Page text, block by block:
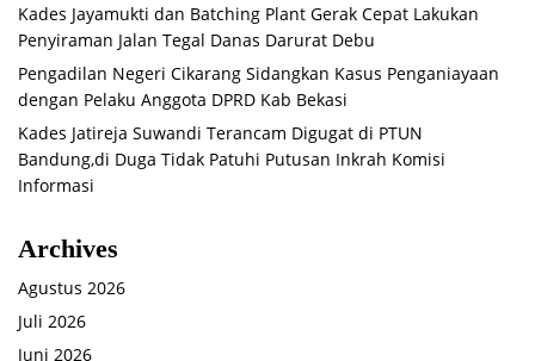
Kades Jayamukti dan Batching Plant Gerak Cepat Lakukan
Penyiraman Jalan Tegal Danas Darurat Debu
Pengadilan Negeri Cikarang Sidangkan Kasus Penganiayaan
dengan Pelaku Anggota DPRD Kab Bekasi
Kades Jatireja Suwandi Terancam Digugat di PTUN
Bandung,di Duga Tidak Patuhi Putusan Inkrah Komisi
Informasi
Archives
Agustus 2026
Juli 2026
Juni 2026